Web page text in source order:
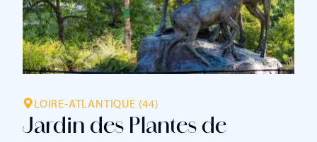
LOIRE-ATLANTIQUE (44)
Jardin des Plantes de